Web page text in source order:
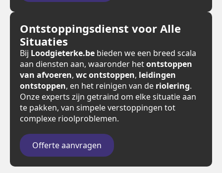
Ontstoppingsdienst voor Alle
Situaties
Bij Loodgieterke.be bieden we een breed scala
aan diensten aan, waaronder hetontstoppen
van afvoeren, wc ontstoppen, leidingen
ontstoppen, en het reinigen van de riolering.
Onze experts zijn getraind om elke situatie aan
te pakken, van simpele verstoppingen tot
complexe rioolproblemen.
Offerte aanvragen